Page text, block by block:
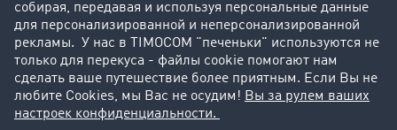
Поддержка
Поддержка
Юридическая информация